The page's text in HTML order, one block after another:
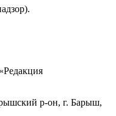
р-он, г. Барыш,